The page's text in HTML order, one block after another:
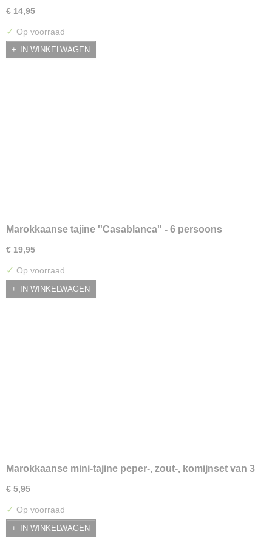
€ 14,95
✓ Op voorraad
IN WINKELWAGEN
Marokkaanse tajine ''Casablanca'' - 6 persoons
€ 19,95
✓ Op voorraad
IN WINKELWAGEN
Marokkaanse mini-tajine peper-, zout-, komijnset van 3
€ 5,95
✓ Op voorraad
IN WINKELWAGEN